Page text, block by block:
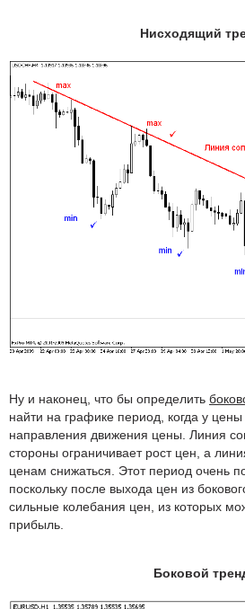
Нисходящий
Ну и наконец, что бы определить
найти на графике период, когда у
направления движения цены. Линия
стороны ограничивает рост цен, а
ценам снижаться. Этот период очень
поскольку после выхода цен из
сильные колебания цен, из которых
прибыль.
Боковой